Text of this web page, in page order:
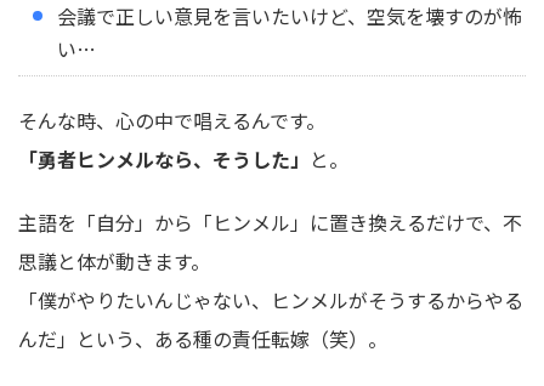
会議で正しい意見を言いたいけど、空気を壊すのが怖
い…
そんな時、心の中で唱えるんです。
「勇者ヒンメルなら、そうした」 と。
主語を「自分」から「ヒンメル」に置き換えるだけで、不
思議と体が動きます。
「僕がやりたいんじゃない、ヒンメルがそうするからやる
んだ」という、ある種の責任転嫁（笑）。